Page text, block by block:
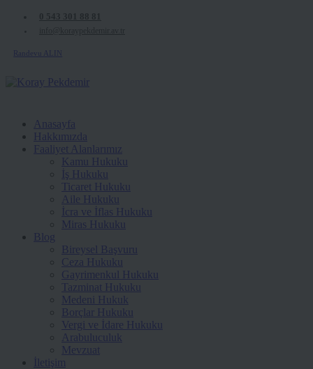
Randevu ALIN
Anasayfa
Hakkımızda
Faaliyet Alanlarımız
Kamu Hukuku
İş Hukuku
Ticaret Hukuku
Aile Hukuku
İcra ve İflas Hukuku
Miras Hukuku
Blog
Bireysel Başvuru
Ceza Hukuku
Gayrimenkul Hukuku
Tazminat Hukuku
Medeni Hukuk
Borçlar Hukuku
Vergi ve İdare Hukuku
Arabuluculuk
Mevzuat
İletişim